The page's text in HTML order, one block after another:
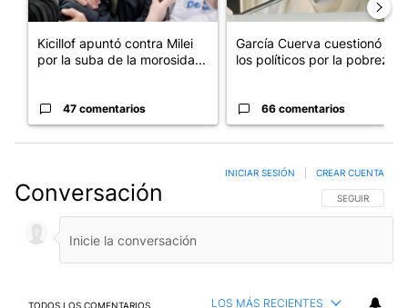
Kicillof apuntó contra Milei
por la suba de la morosida...
47 comentarios
García Cuerva cuestionó a
los políticos por la pobreza
66 comentarios
Conversación SIGA ESTA
SEGUIR
INICIAR SESIÓN CREAR CUENTA
TODOS LOS COMENTARIOS LOS MÁS RECIENTES